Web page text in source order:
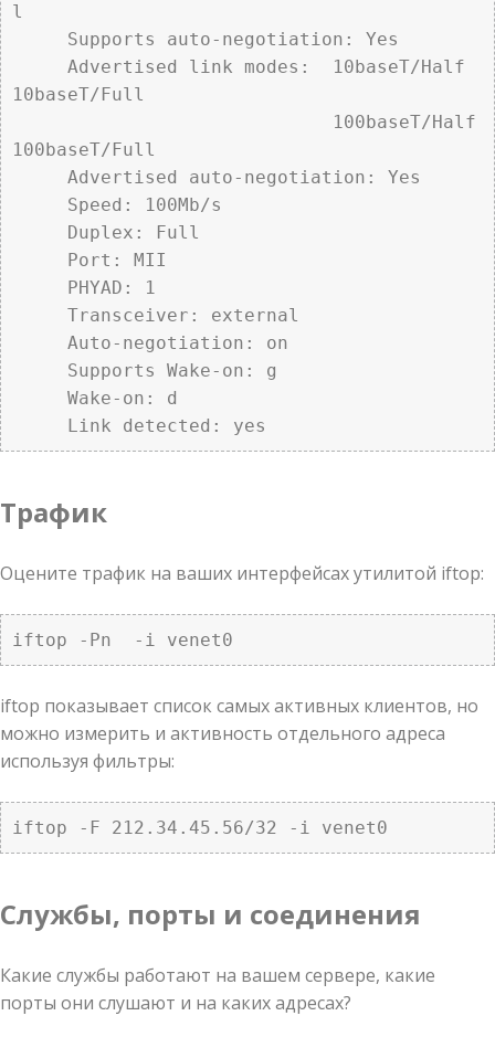
l
10baseT/Full
100baseT/Full
     Link detected: yes
Трафик
Оцените трафик на ваших интерфейсах утилитой iftop:
iftop -Pn  -i venet0
iftop показывает список самых активных клиентов, но
можно измерить и активность отдельного адреса
используя фильтры:
iftop -F 212.34.45.56/32 -i venet0
Службы, порты и соединения
Какие службы работают на вашем сервере, какие
порты они слушают и на каких адресах?